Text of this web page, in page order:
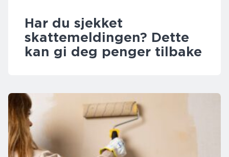
Har du sjekket
skattemeldingen? Dette
kan gi deg penger tilbake